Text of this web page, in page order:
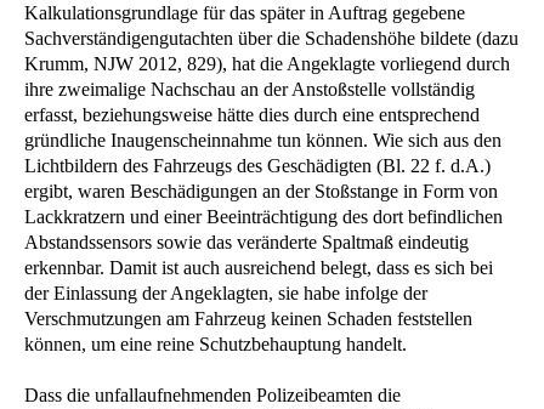
Kalkulationsgrundlage für das später in Auftrag gegebene
Sachverständigengutachten über die Schadenshöhe bildete (dazu
Krumm, NJW 2012, 829), hat die Angeklagte vorliegend durch
ihre zweimalige Nachschau an der Anstoßstelle vollständig
erfasst, beziehungsweise hätte dies durch eine entsprechend
gründliche Inaugenscheinnahme tun können. Wie sich aus den
Lichtbildern des Fahrzeugs des Geschädigten (Bl. 22 f. d.A.)
ergibt, waren Beschädigungen an der Stoßstange in Form von
Lackkratzern und einer Beeinträchtigung des dort befindlichen
Abstandssensors sowie das veränderte Spaltmaß eindeutig
erkennbar. Damit ist auch ausreichend belegt, dass es sich bei
der Einlassung der Angeklagten, sie habe infolge der
Verschmutzungen am Fahrzeug keinen Schaden feststellen
können, um eine reine Schutzbehauptung handelt.
Dass die unfallaufnehmenden Polizeibeamten die